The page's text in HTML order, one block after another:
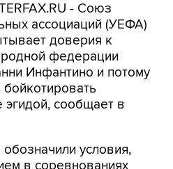
- Союз
ассоциаций (УЕФА)
доверия к
федерации
Инфантино и потому
сообщает в
условия,